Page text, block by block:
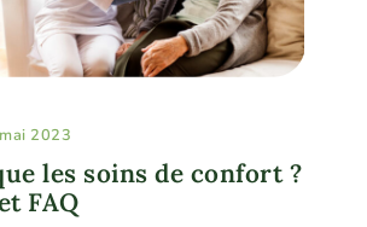
mai 2023
les soins de confort ?
FAQ